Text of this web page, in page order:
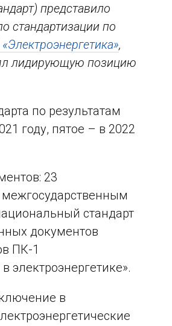
представило
стандартизации по
,
лидирующую позицию
по результатам
году, пятое – в 2022
23
стандарт
документов
ПК-1
электроэнергетике».
в